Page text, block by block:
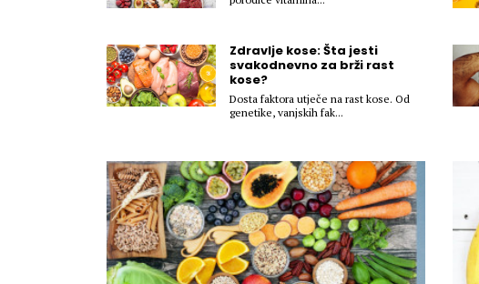
Zdravlje kose: Šta jesti
svakodnevno za brži rast
kose?
Dosta faktora utječe na rast kose. Od
genetike, vanjskih fak...